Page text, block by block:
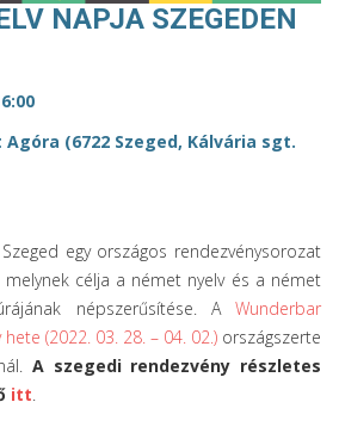
NAPJA SZEGEDEN
(6722 Szeged, Kálvária sgt.
egy országos rendezvénysorozat
melynek célja a német nyelv és a német
népszerűsítése. A Wunderbar
(2022. 03. 28. – 04. 02.) országszerte
A szegedi rendezvény részletes
itt